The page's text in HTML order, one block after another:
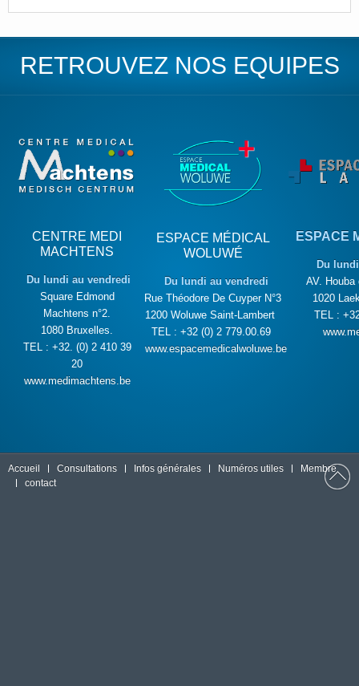
RETROUVEZ NOS EQUIPES
CENTRE MEDI
MACHTENS
Du lundi au vendredi
Square Edmond
Machtens n°2.
1080 Bruxelles.
TEL : +32. (0) 2 410 39
20
www.medimachtens.be
ESPACE MÉDICAL
WOLUWÉ
Du lundi au vendredi
Rue Théodore De Cuyper N°3
1200 Woluwe Saint-Lambert
TEL : +32 (0) 2 779.00.69
www.espacemedicalwoluwe.be
ESPACE
Du
AV. Houba
1020
TEL :
Accueil Consultations Infos générales Numéros utiles
Membre
contact